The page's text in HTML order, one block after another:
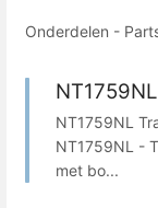
Onderdelen -
NT1759NL
NT1759NL -
met bo...